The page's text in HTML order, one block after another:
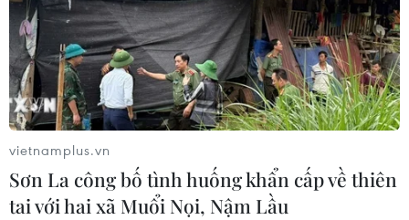
vietnamplus.vn
Sơn La công bố tình huống khẩn cấp về thiên
tai với hai xã Muổi Nọi, Nậm Lầu